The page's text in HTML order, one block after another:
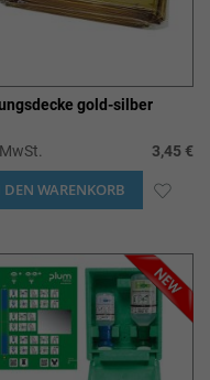
gold-silber
3,45 €
DEN WARENKORB ZUR